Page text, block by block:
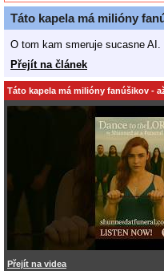
Táto kapela má milióny
O tom kam smeruje sucasne AI.
Přejít na článek
Táto kapela má milióny fanúšikov -
Přejít na videa